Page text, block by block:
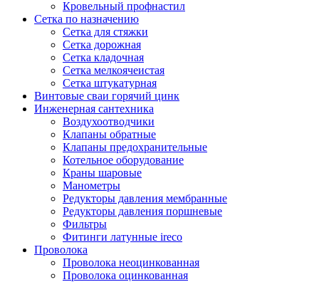
Кровельный профнастил
Сетка по назначению
Сетка для стяжки
Сетка дорожная
Сетка кладочная
Сетка мелкоячеистая
Сетка штукатурная
Винтовые сваи горячий цинк
Инженерная сантехника
Воздухоотводчики
Клапаны обратные
Клапаны предохранительные
Котельное оборудование
Краны шаровые
Манометры
Редукторы давления мембранные
Редукторы давления поршневые
Фильтры
Фитинги латунные ireco
Проволока
Проволока неоцинкованная
Проволока оцинкованная